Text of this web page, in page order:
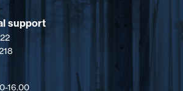
support
16.00